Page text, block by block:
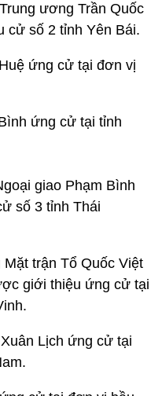
ương Trần Quốc
cử số 2 tỉnh Yên Bái.
ứng cử tại đơn vị
ứng cử tại tỉnh
giao Phạm Bình
số 3 tỉnh Thái
trận Tổ Quốc Việt
giới thiệu ứng cử tại
Lịch ứng cử tại